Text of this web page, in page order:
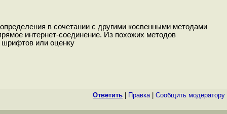
в сочетании с другими косвенными методами
интернет-соединение. Из похожих методов
шрифтов или оценку
Ответить Правка| Cообщить модератору